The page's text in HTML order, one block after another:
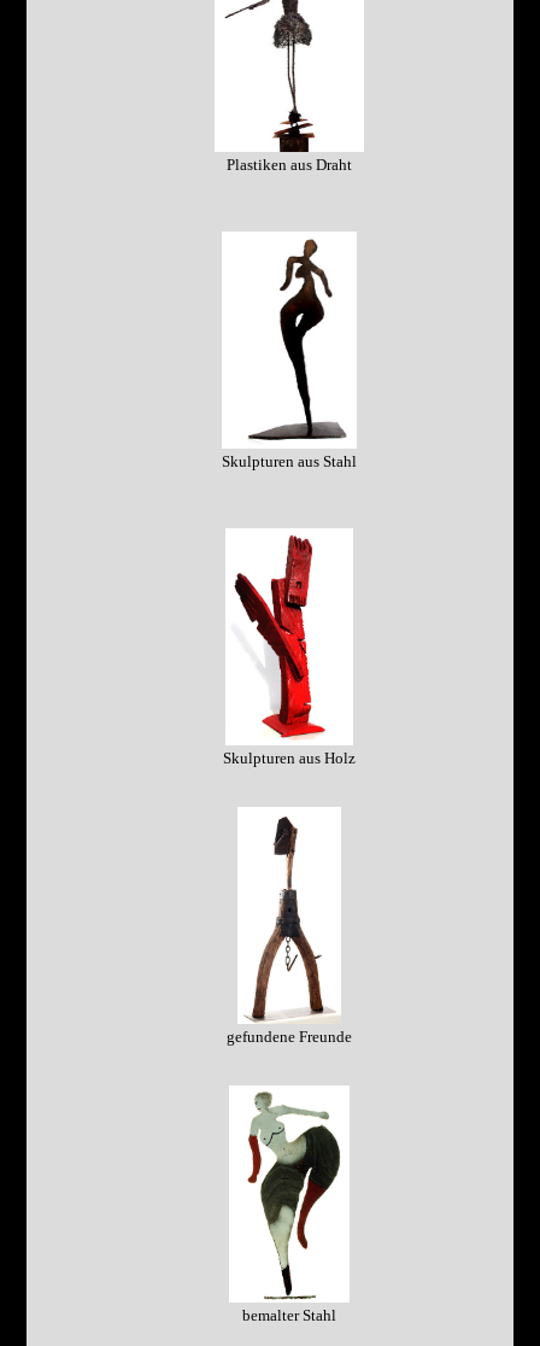
Plastiken aus Draht
Skulpturen aus Stahl
Skulpturen aus Holz
gefundene Freunde
bemalter Stahl